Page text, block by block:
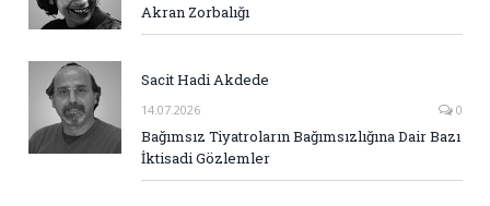
Akran Zorbalığı
Sacit Hadi Akdede
14.07.2026 0
Bağımsız Tiyatroların Bağımsızlığına Dair Bazı
İktisadi Gözlemler